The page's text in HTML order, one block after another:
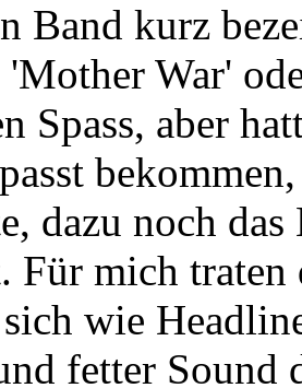
Band kurz
'Mother War'
Spass, aber
dazu noch
Für mich
wie
fetter Sound